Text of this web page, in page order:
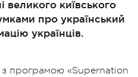
київського
про український
українців.
з програмою «Supernation